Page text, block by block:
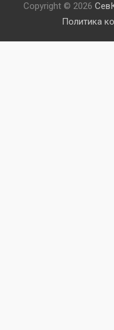
Copyright © 2026
Политика